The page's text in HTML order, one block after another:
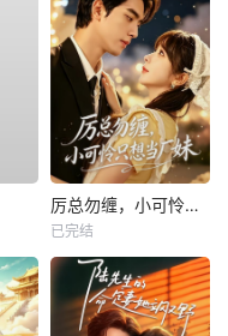
厉总勿缠，小可怜只想当厂妹
已完结